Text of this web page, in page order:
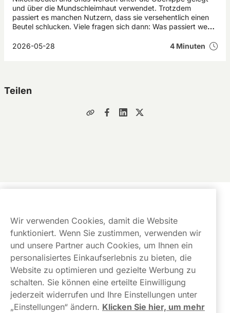
und über die Mundschleimhaut verwendet. Trotzdem
passiert es manchen Nutzern, dass sie versehentlich einen
Beutel schlucken. Viele fragen sich dann: Was passiert wenn
verschluckter Snus bei Erwachsenen nur vorübergehende
2026-05-28 4 Minuten
Teilen
Links
Über uns
Wir verwenden Cookies, damit die Website
funktioniert. Wenn Sie zustimmen, verwenden wir
und unsere Partner auch Cookies, um Ihnen ein
personalisiertes Einkaufserlebnis zu bieten, die
Website zu optimieren und gezielte Werbung zu
schalten. Sie können eine erteilte Einwilligung
jederzeit widerrufen und Ihre Einstellungen unter
„Einstellungen“ ändern. Klicken Sie hier, um mehr